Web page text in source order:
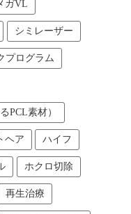
ガVL
シミレーザー
プログラム
PCL素材）
ヘア ハイフ
ホクロ切除
再生治療